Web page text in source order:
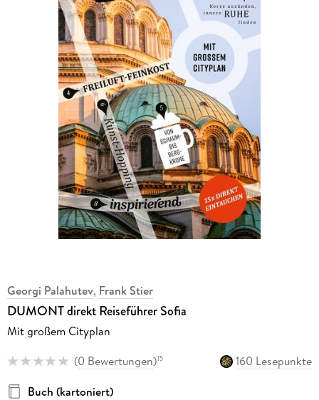
Georgi Palahutev, Frank Stier
DUMONT direkt Reiseführer Sofia
Mit großem Cityplan
(0 Bewertungen)15
160 Lesepunkte
Buch (kartoniert)